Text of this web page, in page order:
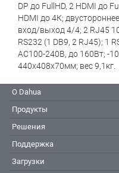
DP до FullHD, 2 HDMI до
HDMI до 4К;
вход/выход 4/4; 2 RJ45
RS232 (1 DB9, 2 RJ45); 1
AC100-240В, до 160Вт; -
440x408x70мм; вес 9,1кг.
О Dahua
Продукты
Решения
Поддержка
Загрузки